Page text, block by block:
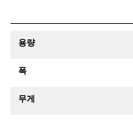
용량
폭
무게